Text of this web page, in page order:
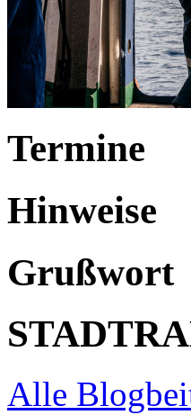
Termine
Hinweise
Grußwort
Alle